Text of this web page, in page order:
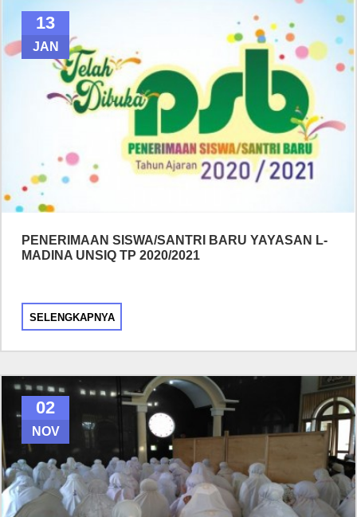
13
JAN
PENERIMAAN SISWA/SANTRI BARU YAYASAN L-
MADINA UNSIQ TP 2020/2021
SELENGKAPNYA
02
NOV